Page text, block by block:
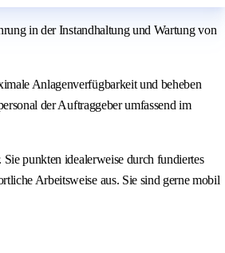
in der Instandhaltung und Wartung von
Anlagenverfügbarkeit und beheben
der Auftraggeber umfassend im
punkten idealerweise durch fundiertes
Arbeitsweise aus. Sie sind gerne mobil